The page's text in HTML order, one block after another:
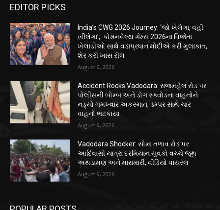
EDITOR PICKS
India’s CWG 2026 Journey: ‘જો ખેલેગા, વહીં
ખીલેગા’, કોમનવેલ્થ ગેમ્સ 2026ના વિજેતા
ખેલાડીઓ સાથે વડાપ્રધાન મોદીએ કરી મુલાકાત,
શેર કરી ખાસ રીલ
August 9, 2026
Accident Rocks Vadodara: રાજમહેલ રોડ પર
પોલીસની બોમ્બ અને ડોગ સ્ક્વોડના વાહનોને
નડ્યો ગમખ્વાર અકસ્માત, ડમ્પર સાથે ચાર
વાહનો ભટકાયા
August 9, 2026
Vadodara Shocker: સોમા તળાવ રોડ પર
આદિવાસી યાત્રા દરમિયાન યુવકો વચ્ચે જૂથ
અથડામણ અને મારામારી, વીડિયો વાયરલ
August 9, 2026